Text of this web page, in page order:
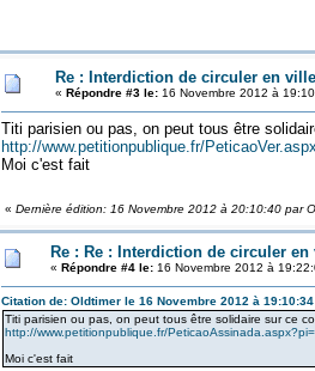
Re : Interdiction de circuler en
« Répondre #3 le:16 Novembre 2012 à
Titi parisien ou pas, on peut tous être
http://www.petitionpublique.fr/
Moi c'est fait
« Dernière édition: 16 Novembre 2012 à 20:10:40 par
Re : Re : Interdiction de circuler
« Répondre #4 le:16 Novembre 2012 à
Citation de: Oldtimer le 16 Novembre 2012 à 19:10:34
Titi parisien ou pas, on peut tous être solidaire sur ce
http://www.petitionpublique.fr/
Moi c'est fait